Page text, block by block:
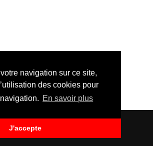
navigation sur ce site,
des cookies pour
En savoir plus
J'accepte